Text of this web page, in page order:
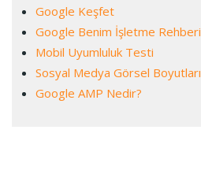
Google Keşfet
Google Benim İşletme Rehberi
Mobil Uyumluluk Testi
Sosyal Medya Görsel Boyutları
Google AMP Nedir?